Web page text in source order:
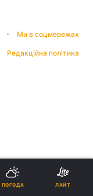
Ми в соцмережах
Редакційна політика
ПОГОДА ЛАЙТ